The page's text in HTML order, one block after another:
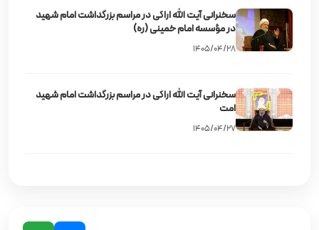
سخنرانی آیت‌ الله اراکی در مراسم بزرگداشت امام شهید
در مؤسسه امام خمینی (ره)
۱۴۰۵/۰۴/۲۸
سخنرانی آیت‌ الله اراکی در مراسم بزرگداشت امام شهید
امت
۱۴۰۵/۰۴/۲۷